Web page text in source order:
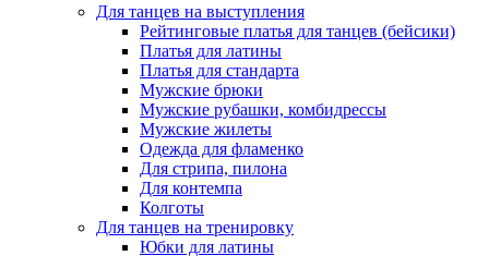
Для танцев на выступления
Рейтинговые платья для танцев (бейсики)
Платья для латины
Платья для стандарта
Мужские брюки
Мужские рубашки, комбидрессы
Мужские жилеты
Одежда для фламенко
Для стрипа, пилона
Для контемпа
Колготы
Для танцев на тренировку
Юбки для латины